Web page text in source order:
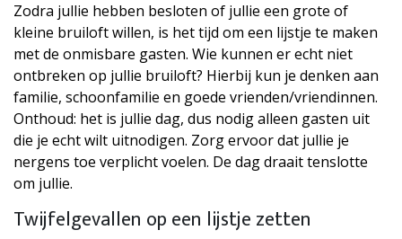
Zodra jullie hebben besloten of jullie een grote of
kleine bruiloft willen, is het tijd om een lijstje te maken
met de onmisbare gasten. Wie kunnen er echt niet
ontbreken op jullie bruiloft? Hierbij kun je denken aan
familie, schoonfamilie en goede vrienden/vriendinnen.
Onthoud: het is jullie dag, dus nodig alleen gasten uit
die je echt wilt uitnodigen. Zorg ervoor dat jullie je
nergens toe verplicht voelen. De dag draait tenslotte
om jullie.
Twijfelgevallen op een lijstje zetten